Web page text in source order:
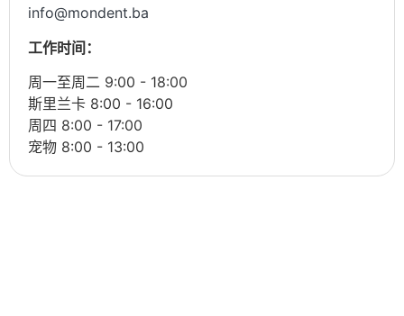
info@mondent.ba
工作时间：
周一至周二 9:00 - 18:00
斯里兰卡 8:00 - 16:00
周四 8:00 - 17:00
宠物 8:00 - 13:00